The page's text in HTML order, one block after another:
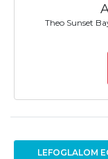
Theo Sunset
LEFOGLALOM